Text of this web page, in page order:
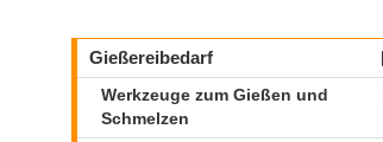
Gießereibedarf
Werkzeuge zum Gießen und
Schmelzen